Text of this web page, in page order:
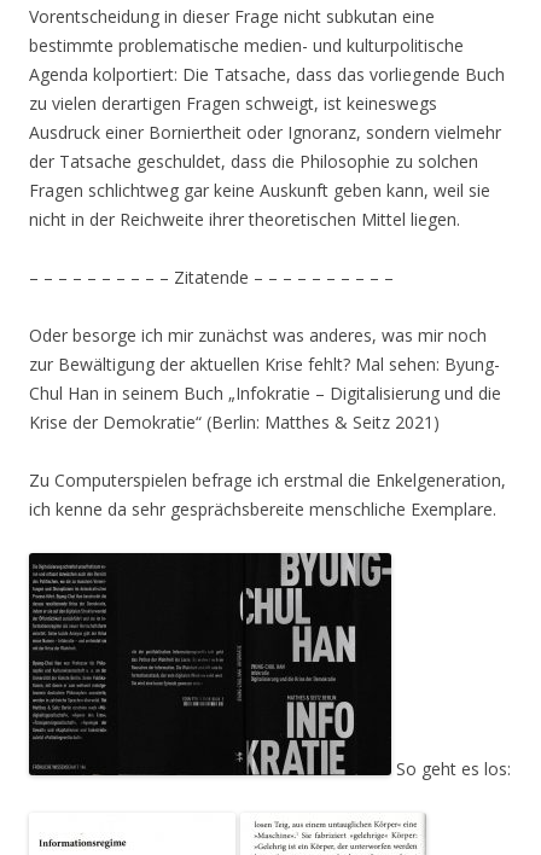
Vorentscheidung in dieser Frage nicht subkutan eine
bestimmte problematische medien- und kulturpolitische
Agenda kolportiert: Die Tatsache, dass das vorliegende Buch
zu vielen derartigen Fragen schweigt, ist keineswegs
Ausdruck einer Borniertheit oder Ignoranz, sondern vielmehr
der Tatsache geschuldet, dass die Philosophie zu solchen
Fragen schlichtweg gar keine Auskunft geben kann, weil sie
nicht in der Reichweite ihrer theoretischen Mittel liegen.
– – – – – – – – – – Zitatende – – – – – – – – – –
Oder besorge ich mir zunächst was anderes, was mir noch
zur Bewältigung der aktuellen Krise fehlt? Mal sehen: Byung-
Chul Han in seinem Buch „Infokratie – Digitalisierung und die
Krise der Demokratie“ (Berlin: Matthes & Seitz 2021)
Zu Computerspielen befrage ich erstmal die Enkelgeneration,
ich kenne da sehr gesprächsbereite menschliche Exemplare.
So geht es los: